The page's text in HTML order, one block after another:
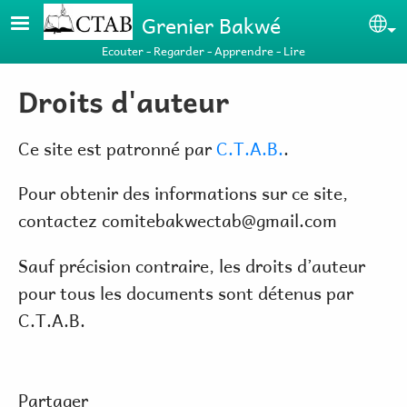
Aller au contenu principalGrenier Bakwé
Ecouter - Regarder - Apprendre - Lire
Droits d'auteur
Ce site est patronné parC.T.A.B..
Pour obtenir des informations sur ce site,
contactez comitebakwectab@gmail.com
Sauf précision contraire, les droits d’auteur
pour tous les documents sont détenus par
C.T.A.B.
Partager